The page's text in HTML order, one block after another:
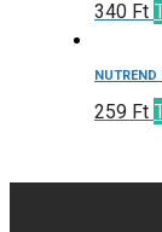
340 Ft
259 Ft